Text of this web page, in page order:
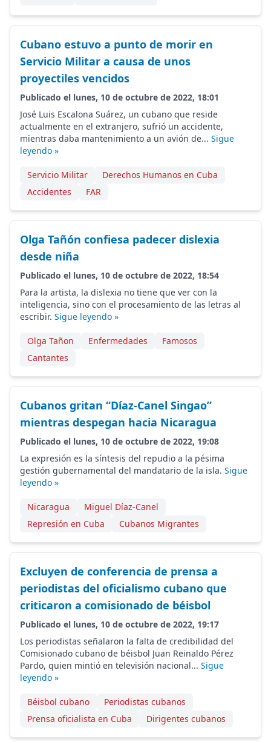
Cubano estuvo a punto de morir en
Servicio Militar a causa de unos
proyectiles vencidos
Publicado el lunes, 10 de octubre de 2022, 18:01
José Luis Escalona Suárez, un cubano que reside
actualmente en el extranjero, sufrió un accidente,
mientras daba mantenimiento a un avión de... Sigue
leyendo »
Servicio Militar
Derechos Humanos en Cuba
Accidentes
FAR
Olga Tañón confiesa padecer dislexia
desde niña
Publicado el lunes, 10 de octubre de 2022, 18:54
Para la artista, la dislexia no tiene que ver con la
inteligencia, sino con el procesamiento de las letras al
escribir. Sigue leyendo »
Olga Tañon Enfermedades
Famosos
Cantantes
Cubanos gritan “Díaz-Canel Singao”
mientras despegan hacia Nicaragua
Publicado el lunes, 10 de octubre de 2022, 19:08
La expresión es la síntesis del repudio a la pésima
gestión gubernamental del mandatario de la isla. Sigue
leyendo »
Nicaragua
Miguel Díaz-Canel
Represión en Cuba
Cubanos Migrantes
Excluyen de conferencia de prensa a
periodistas del oficialismo cubano que
criticaron a comisionado de béisbol
Publicado el lunes, 10 de octubre de 2022, 19:17
Los periodistas señalaron la falta de credibilidad del
Comisionado cubano de béisbol Juan Reinaldo Pérez
Pardo, quien mintió en televisión nacional... Sigue
leyendo »
Béisbol cubano
Periodistas cubanos
Prensa oficialista en Cuba
Dirigentes cubanos